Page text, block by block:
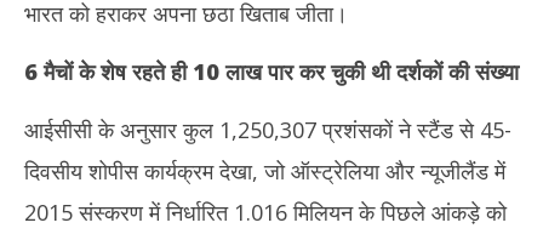
अधिक दर्शकों ने स्टेडियम में जाकर देखे मैच
November
21, 2023
भारत को हराकर अपना छठा खिताब जीता।
6 मैचों के शेष रहते ही 10 लाख पार कर चुकी थी दर्शकों की संख्या
आईसीसी के अनुसार कुल 1,250,307 प्रशंसकों ने स्टैंड से 45-
दिवसीय शोपीस कार्यक्रम देखा, जो ऑस्ट्रेलिया और न्यूजीलैंड में
2015 संस्करण में निर्धारित 1.016 मिलियन के पिछले आंकड़े को